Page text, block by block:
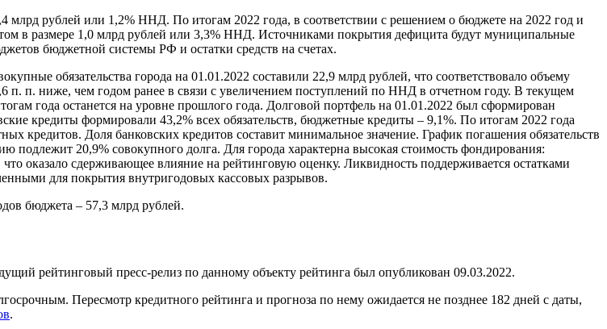
рублей или 1,2% ННД. По итогам 2022 года, в соответствии с решением о бюджете на 2022 год и
в размере 1,0 млрд рублей или 3,3% ННД. Источниками покрытия дефицита будут муниципальные
бюджетной системы РФ и остатки средств на счетах.
обязательства города на 01.01.2022 составили 22,9 млрд рублей, что соответствовало объему
п. п. ниже, чем годом ранее в связи с увеличением поступлений по ННД в отчетном году. В текущем
года останется на уровне прошлого года. Долговой портфель на 01.01.2022 был сформирован
кредиты формировали 43,2% всех обязательств, бюджетные кредиты – 9,1%. По итогам 2022 года
кредитов. Доля банковских кредитов составит минимальное значение. График погашения обязательств
20,9% совокупного долга. Для города характерна высокая стоимость фондирования:
оказало сдерживающее влияние на рейтинговую оценку. Ликвидность поддерживается остатками
для покрытия внутригодовых кассовых разрывов.
бюджета – 57,3 млрд рублей.
рейтинговый пресс-релиз по данному объекту рейтинга был опубликован 09.03.2022.
Пересмотр кредитного рейтинга и прогноза по нему ожидается не позднее 182 дней с даты,
.